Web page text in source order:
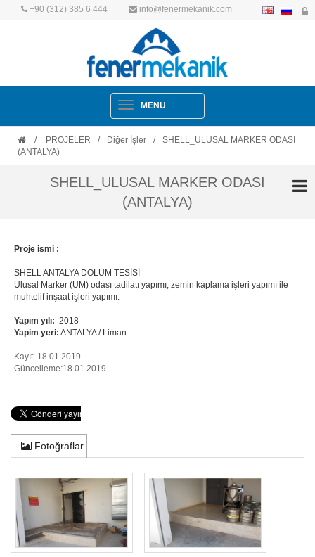
+90 (312) 385 6 444 info@fenermekanik.com
Navigation
MENU
/ PROJELER / Diğer İşler /
SHELL_ULUSAL MARKER ODASI
(ANTALYA)
SHELL_ULUSAL MARKER ODASI
(ANTALYA)
Proje ismi :
SHELL ANTALYA DOLUM TESİSİ
Ulusal Marker (UM) odası tadilatı yapımı, zemin kaplama işleri yapımı ile
muhtelif inşaat işleri yapımı.
Yapım yılı: 2018
Yapim yeri: ANTALYA / Liman
Kayıt: 18.01.2019
Güncelleme:18.01.2019
Fotoğraflar